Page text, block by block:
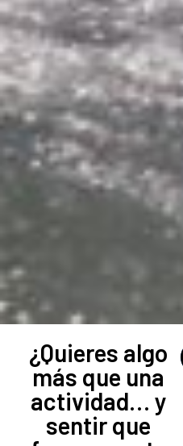
¿Quieres algo
más que una
actividad… y
sentir que